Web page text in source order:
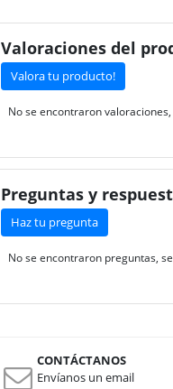
Valoraciones del
Valora tu producto!
No se encontraron
Preguntas y
Haz tu pregunta
No se encontraron preguntas,
CONTÁCTANOS
Envíanos un email